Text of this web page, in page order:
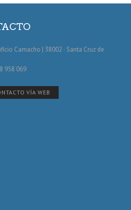
Camacho | 38002 · Santa Cruz de
958 069
VÍA WEB